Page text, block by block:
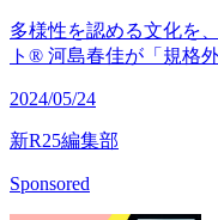
多様性を認める文化を
ト® 河島春佳が「規格
2024/05/24
新R25編集部
Sponsored